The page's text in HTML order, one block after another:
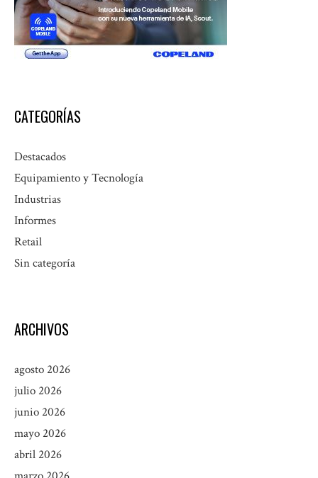
CATEGORÍAS
Destacados
Equipamiento y Tecnología
Industrias
Informes
Retail
Sin categoría
ARCHIVOS
agosto 2026
julio 2026
junio 2026
mayo 2026
abril 2026